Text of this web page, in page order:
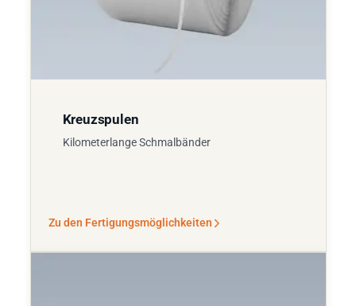
Kreuzspulen
Kilometerlange Schmalbänder
Zu den Fertigungsmöglichkeiten